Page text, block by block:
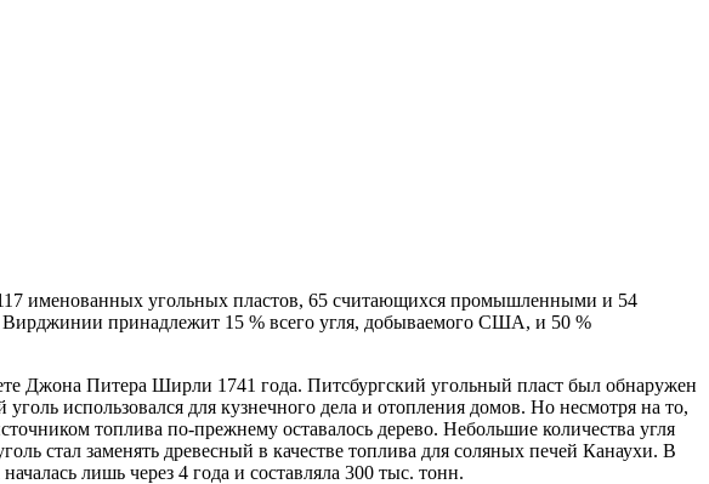
именованных угольных пластов, 65 считающихся промышленными и 54
Вирджинии принадлежит 15 % всего угля, добываемого США, и 50 %
Джона Питера Ширли 1741 года. Питсбургский угольный пласт был обнаружен
использовался для кузнечного дела и отопления домов. Но несмотря на то,
топлива по-прежнему оставалось дерево. Небольшие количества угля
стал заменять древесный в качестве топлива для соляных печей Канаухи. В
лишь через 4 года и составляла 300 тыс. тонн.